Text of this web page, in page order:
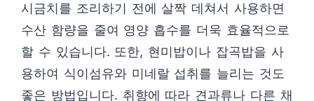
시금치를 조리하기 전에 살짝 데쳐서 사용하면
수산 함량을 줄여 영양 흡수를 더욱 효율적으로
할 수 있습니다. 또한, 현미밥이나 잡곡밥을 사
용하여 식이섬유와 미네랄 섭취를 늘리는 것도
좋은 방법입니다. 취향에 따라 견과류나 다른 채